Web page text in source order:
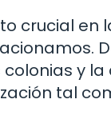
crucial en
y
tal